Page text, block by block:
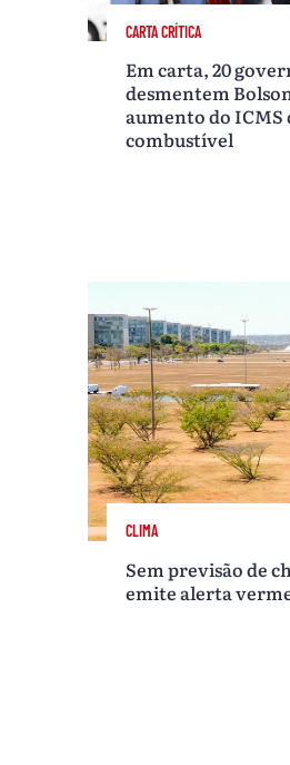
CARTA CRÍTICA
Em carta, 20
desmentem
aumento do ICMS
combustível
CLIMA
Sem previsão de
emite alerta